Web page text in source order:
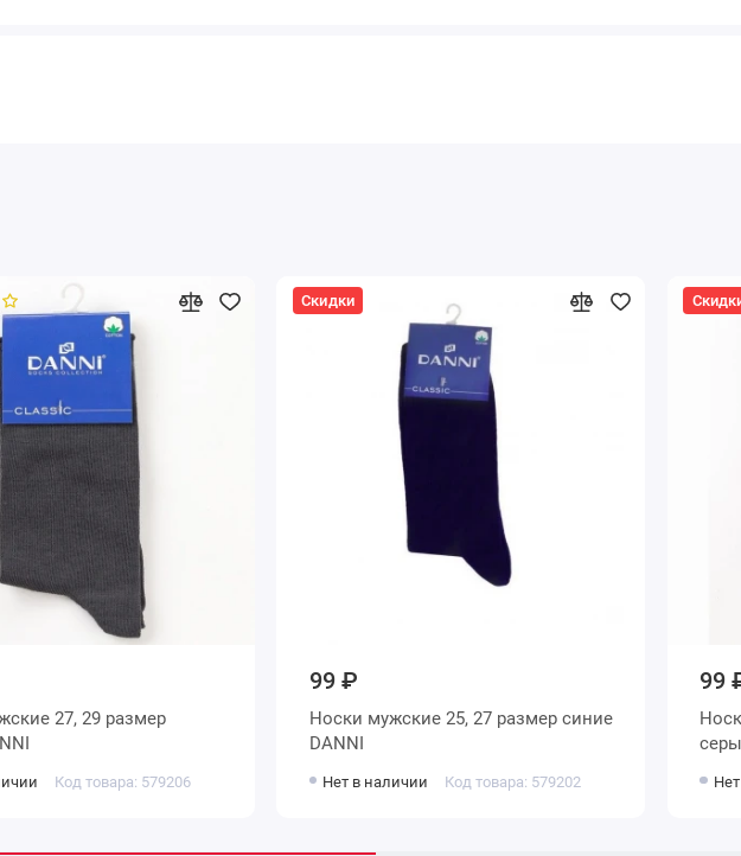
Код товара: 579206
Скидки
99 ₽
Носки мужские 25, 27 размер синие
DANNI
Нет в наличии Код товара: 579202
99
Носки мужские 25,